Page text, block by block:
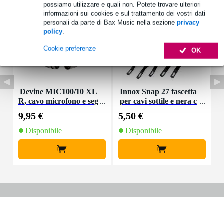
possiamo utilizzare e quali non. Potete trovare ulteriori
informazioni sui cookies e sul trattamento dei vostri dati
personali da parte di Bax Music nella sezione privacy
policy.
OK
Cookie preferenze
Devine MIC100/10 XL
R, cavo microfono e seg
9,95 €
Disponibile
+
Innox Snap 27 fascetta
per cavi sottile e nera c
(10 pezzi)
5,50 €
Disponibile
+